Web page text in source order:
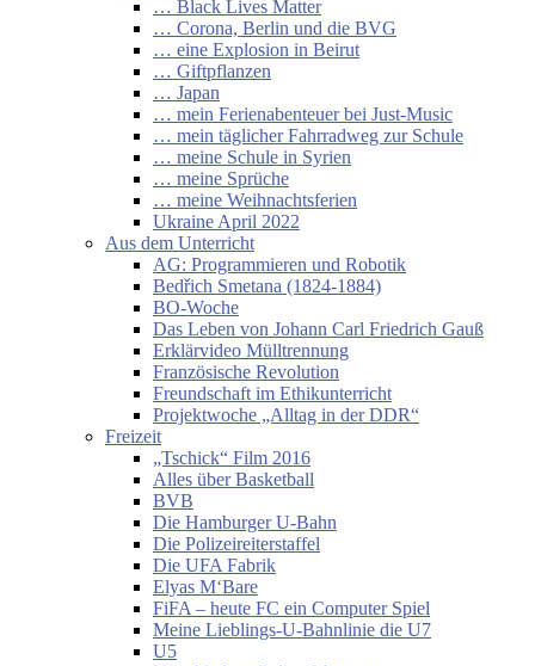
… Black Lives Matter
… Corona, Berlin und die BVG
… eine Explosion in Beirut
… Giftpflanzen
… Japan
… mein Ferienabenteuer bei Just-Music
… mein täglicher Fahrradweg zur Schule
… meine Schule in Syrien
… meine Sprüche
… meine Weihnachtsferien
Ukraine April 2022
Aus dem Unterricht
AG: Programmieren und Robotik
Bedřich Smetana (1824-1884)
BO-Woche
Das Leben von Johann Carl Friedrich Gauß
Erklärvideo Mülltrennung
Französische Revolution
Freundschaft im Ethikunterricht
Projektwoche „Alltag in der DDR“
Freizeit
„Tschick“ Film 2016
Alles über Basketball
BVB
Die Hamburger U-Bahn
Die Polizeireiterstaffel
Die UFA Fabrik
Elyas M‘Bare
FiFA – heute FC ein Computer Spiel
Meine Lieblings-U-Bahnlinie die U7
U5